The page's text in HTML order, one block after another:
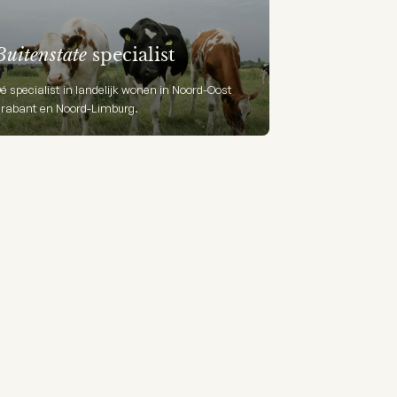
specialist
specialist in landelijk wonen in Noord-Oost
en Noord-Limburg.